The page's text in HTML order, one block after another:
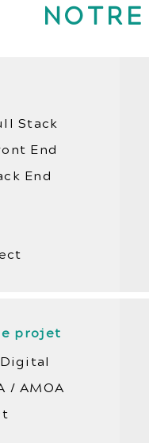
Stack
End
End
projet
/ AMOA